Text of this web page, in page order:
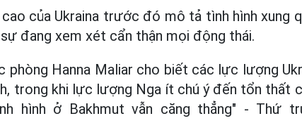
của Ukraina trước đó mô tả tình hình xung
đang xem xét cẩn thận mọi động thái.
phòng Hanna Maliar cho biết các lực lượng
trong khi lực lượng Nga ít chú ý đến tổn thất
hình ở Bakhmut vẫn căng thẳng" - Thứ